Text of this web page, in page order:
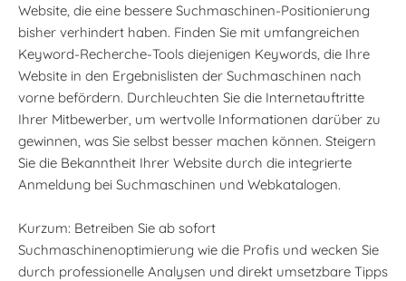
Website, die eine bessere Suchmaschinen-Positionierung
bisher verhindert haben. Finden Sie mit umfangreichen
Keyword-Recherche-Tools diejenigen Keywords, die Ihre
Website in den Ergebnislisten der Suchmaschinen nach
vorne befördern. Durchleuchten Sie die Internetauftritte
Ihrer Mitbewerber, um wertvolle Informationen darüber zu
gewinnen, was Sie selbst besser machen können. Steigern
Sie die Bekanntheit Ihrer Website durch die integrierte
Anmeldung bei Suchmaschinen und Webkatalogen.
Kurzum: Betreiben Sie ab sofort
Suchmaschinenoptimierung wie die Profis und wecken Sie
durch professionelle Analysen und direkt umsetzbare Tipps